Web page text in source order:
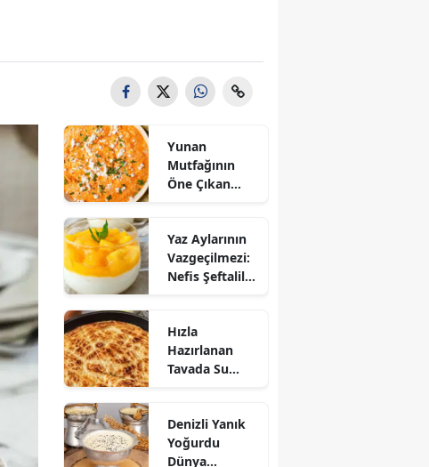
Yunan
Mutfağının
Öne Çıkan
Nasıl Yapılır?
Yaz Aylarının
Vazgeçilmezi:
Nefis Şeftalili
Hızla
Hazırlanan
Tavada Su
Sofralarınıza
Lezzet Katın!
Denizli Yanık
Yoğurdu
Dünya